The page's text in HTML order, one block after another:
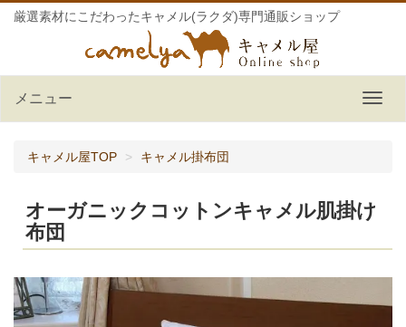
厳選素材にこだわったキャメル(ラクダ)専門通販ショップ
メニュー
キャメル屋TOP キャメル掛布団
オーガニックコットンキャメル肌掛け
布団